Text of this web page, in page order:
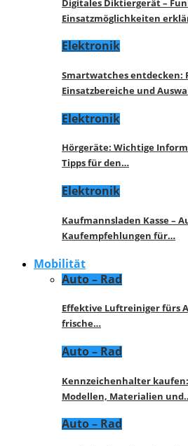
Einsatzmöglichkeiten
Elektronik
Smartwatches entdecken:
Einsatzbereiche und
Elektronik
Hörgeräte: Wichtige
Tipps für den…
Elektronik
Kaufmannsladen Kasse –
Kaufempfehlungen für…
Mobilität
Auto – Rad
Effektive Luftreiniger fürs
frische…
Auto – Rad
Kennzeichenhalter
Modellen, Materialien
Auto – Rad